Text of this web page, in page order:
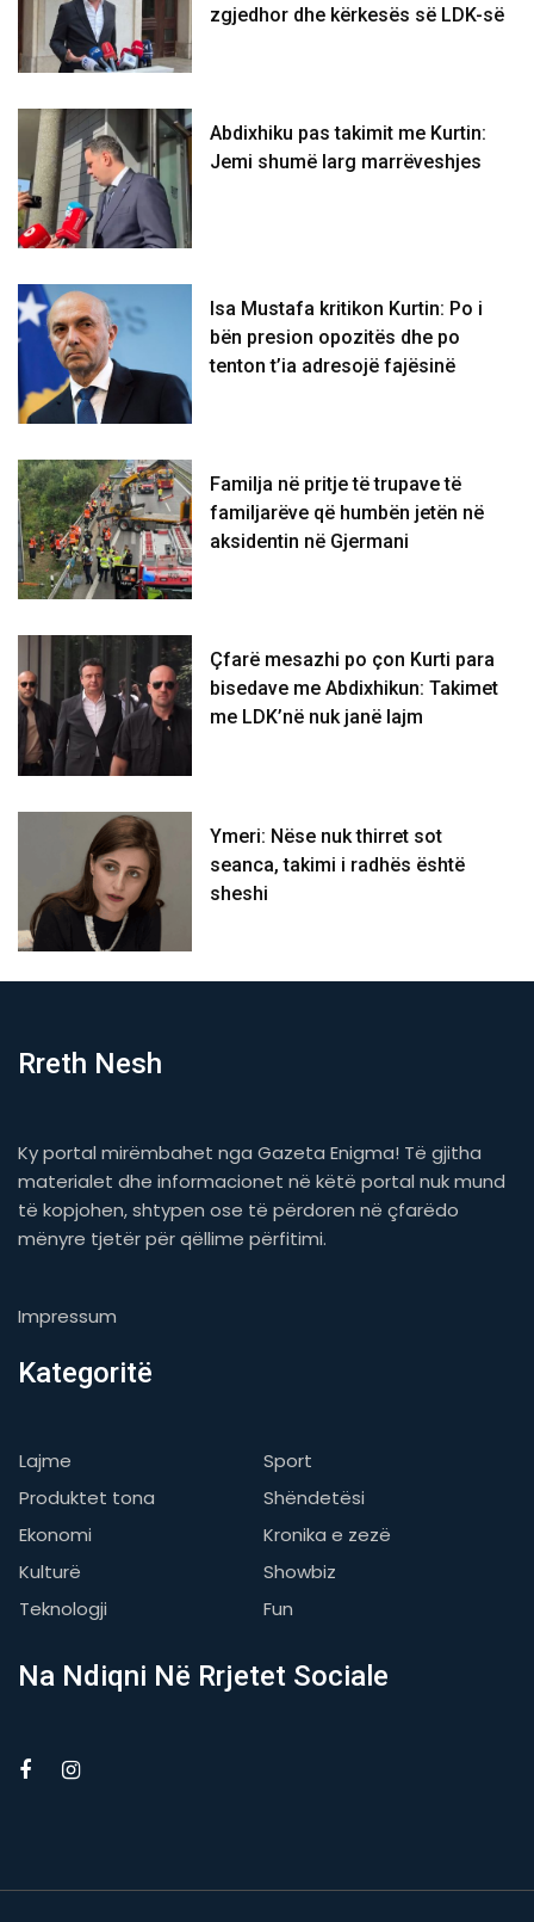
zgjedhor dhe kërkesës së LDK-së
Abdixhiku pas takimit me Kurtin:
Jemi shumë larg marrëveshjes
Isa Mustafa kritikon Kurtin: Po i
bën presion opozitës dhe po
tenton t’ia adresojë fajësinë
​Familja në pritje të trupave të
familjarëve që humbën jetën në
aksidentin në Gjermani
Çfarë mesazhi po çon Kurti para
bisedave me Abdixhikun: Takimet
me LDK’në nuk janë lajm
Ymeri: Nëse nuk thirret sot
seanca, takimi i radhës është
sheshi
Rreth Nesh
Ky portal mirëmbahet nga Gazeta Enigma! Të gjitha
materialet dhe informacionet në këtë portal nuk mund
të kopjohen, shtypen ose të përdoren në çfarëdo
mënyre tjetër për qëllime përfitimi.
Impressum
Kategoritë
Lajme
Sport
Produktet tona
Shëndetësi
Ekonomi
Kronika e zezë
Kulturë
Showbiz
Teknologji
Fun
Na Ndiqni Në Rrjetet Sociale